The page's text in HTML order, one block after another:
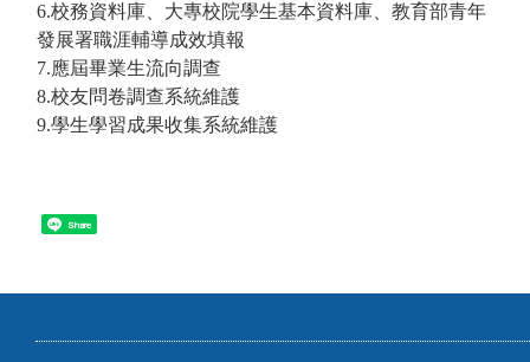
6.校務資料庫、大專校院學生基本資料庫、教育部青年
發展署職涯輔導成效填報
7.應屆畢業生流向調查
8.校友問卷調查系統維護
9.學生學習成果收集系統維護
Share